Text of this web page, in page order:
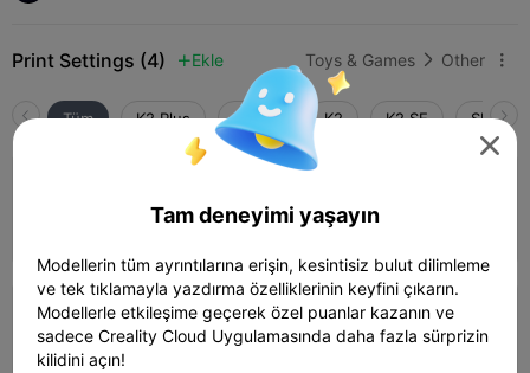
Print Settings (4)  Ekle Toys & Games  Other 
Tüm K2 Plus K2 Pro K2 K2 SE
 01h 36m  1 plates 
0.12mm layer, 2 walls, 15% infill

Tam deneyimi yaşayın
Modellerin tüm ayrıntılarına erişin, kesintisiz bulut dilimleme
ve tek tıklamayla yazdırma özelliklerinin keyfini çıkarın.
Modellerle etkileşime geçerek özel puanlar kazanın ve
sadece Creality Cloud Uygulamasında daha fazla sürprizin
kilidini açın!